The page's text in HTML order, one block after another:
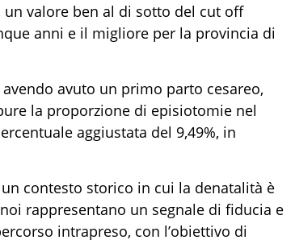
un valore ben al di sotto del cut off
anni e il migliore per la provincia di
avuto un primo parto cesareo,
la proporzione di episiotomie nel
aggiustata del 9,49%, in
contesto storico in cui la denatalità è
rappresentano un segnale di fiducia e
intrapreso, con l’obiettivo di